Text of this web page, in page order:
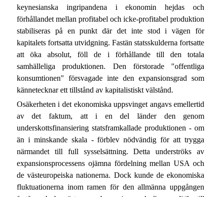
keynesianska ingripandena i ekonomin hejdas och
förhållandet mellan profitabel och icke-profitabel produktion
stabiliseras på en punkt där det inte stod i vägen för
kapitalets fortsatta utvidgning. Fastän statsskulderna fortsatte
att öka absolut, föll de i förhållande till den totala
samhälleliga produktionen. Den förstorade "offentliga
konsumtionen" försvagade inte den expansionsgrad som
kännetecknar ett tillstånd av kapitalistiskt välstånd.
Osäkerheten i det ekonomiska uppsvinget angavs emellertid
av det faktum, att i en del länder den genom
underskottsfinansiering statsframkallade produktionen - om
än i minskande skala - förblev nödvändig för att trygga
närmandet till full sysselsättning. Detta underströks av
expansionsprocessens ojämna fördelning mellan USA och
de västeuropeiska nationerna. Dock kunde de ekonomiska
fluktuationerna inom ramen för den allmänna uppgången